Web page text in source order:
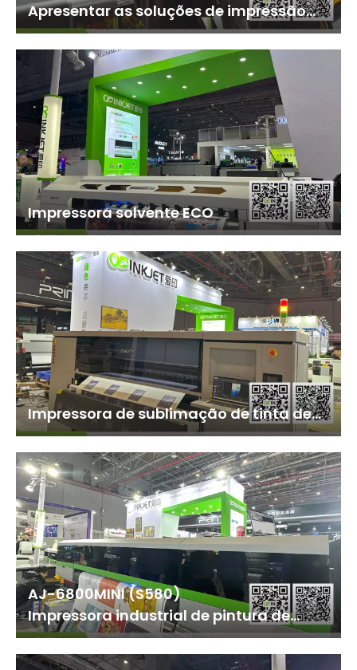
Apresentar as soluções de impressão
inovadoras da AIN aos clientes
Impressora solvente ECO
Impressora de sublimação de tinta de
alta velocidade AJ-1912 TX Plus
2m
AJ-6800MINI (S580)
Impressora industrial de pintura de
textura multicamadas 3D